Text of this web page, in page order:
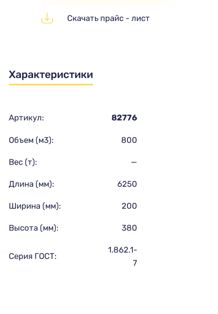
Скачать прайс - лист
Характеристики
Артикул: 82776
Объем (м3): 800
Вес (т): —
Длина (мм): 6250
Ширина (мм): 200
Высота (мм): 380
Серия ГОСТ:
1.862.1-
7